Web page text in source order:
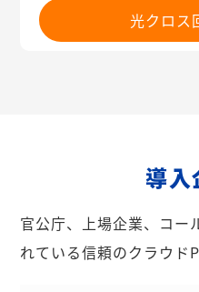
光クロス
導入
官公庁、上場企業、コー
れている信頼のクラウド